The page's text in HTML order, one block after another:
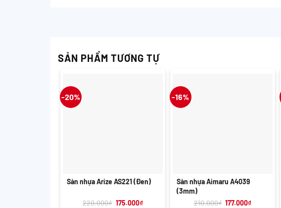
SẢN PHẨM TƯƠNG TỰ
-20%
Sàn nhựa Arize AS221 (Đen)
220.000₫ Giá
175.000₫Giá
-16%
Sàn nhựa Aimaru A4039
(3mm)
210.000₫ Giá
177.000₫Giá